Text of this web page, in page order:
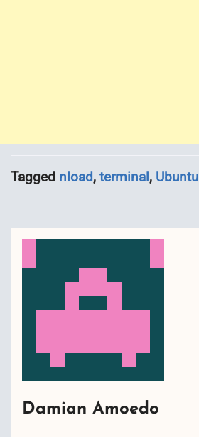
Tagged nload, terminal, Ubuntu
Damian Amoedo